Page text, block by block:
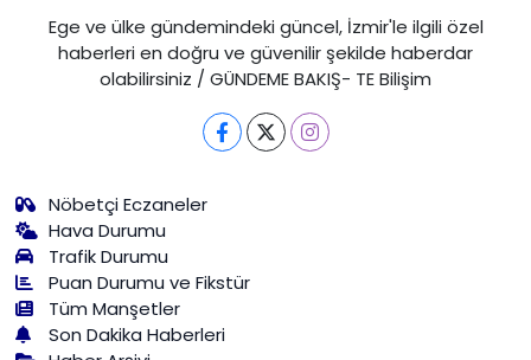
Ege ve ülke gündemindeki güncel, İzmir'le ilgili özel
haberleri en doğru ve güvenilir şekilde haberdar
olabilirsiniz / GÜNDEME BAKIŞ- TE Bilişim
Nöbetçi Eczaneler
Hava Durumu
Trafik Durumu
Puan Durumu ve Fikstür
Tüm Manşetler
Son Dakika Haberleri